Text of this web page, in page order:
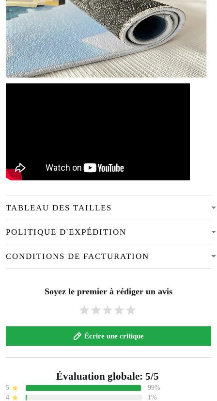
TABLEAU DES TAILLES
POLITIQUE D'EXPÉDITION
CONDITIONS DE FACTURATION
Soyez le premier à rédiger un avis
Écrire une critique
Évaluation globale: 5/5
5
99%
4
1%